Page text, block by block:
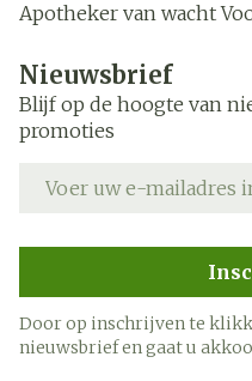
Apotheker van wacht
Nieuwsbrief
Blijf op de hoogte van
promoties
Door op inschrijven te
nieuwsbrief en gaat u